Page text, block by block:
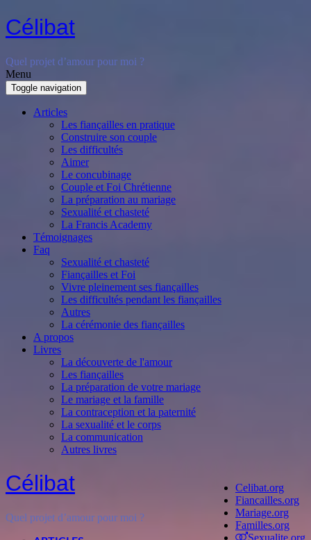
Célibat
Quel projet d’amour pour moi ?
Menu
Toggle navigation
Articles
Les fiançailles en pratique
Construire son couple
Les difficultés
Aimer
Le concubinage
Couple et Foi Chrétienne
La préparation au mariage
Sexualité et chasteté
La Francis Academy
Témoignages
Faq
Sexualité et chasteté
Fiançailles et Foi
Vivre pleinement ses fiançailles
Les difficultés pendant les fiançailles
Autres
La cérémonie des fiançailles
A propos
Livres
La découverte de l'amour
Les fiançailles
La préparation de votre mariage
Le mariage et la famille
La contraception et la paternité
La sexualité et le corps
La communication
Autres livres
Celibat.org
Fiancailles.org
Mariage.org
Familles.org
Sexualite.org
Célibat
Quel projet d’amour pour moi ?